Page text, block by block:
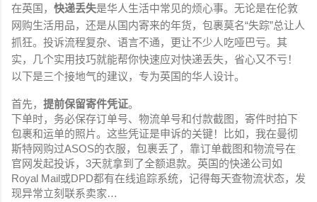
在英国， 快递丢失是华人生活中常见的烦心事。无论是在伦敦
网购生活用品，还是从国内寄来的年货，包裹莫名“失踪”总让人
抓狂。投诉流程复杂、语言不通，更让不少人吃哑巴亏。其
实，几个实用技巧就能帮你快速应对快递丢失，省心又不亏！
以下是三个接地气的建议，专为英国的华人设计。
首先， 提前保留寄件凭证。
下单时，务必保存订单号、物流单号和付款截图，寄件时拍下
包裹和运单的照片。这些凭证是申诉的关键！比如，我在曼彻
斯特网购过ASOS的衣服，包裹丢了，靠订单截图和物流号在
官网发起投诉，3天就拿到了全额退款。英国的快递公司如
Royal Mail或DPD都有在线追踪系统，记得每天查物流状态，发
现异常立刻联系卖家…